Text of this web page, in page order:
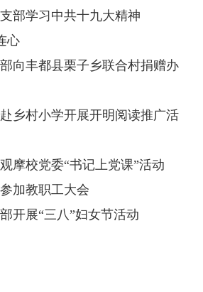
部学习中共十九大精神
心
向丰都县栗子乡联合村捐赠办
乡村小学开展开明阅读推广活
摩校党委“书记上党课”活动
加教职工大会
开展“三八”妇女节活动